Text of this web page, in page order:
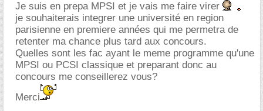
Je suis en prepa MPSI et je vais me faire virer
je souhaiterais integrer une université en region
parisienne en premiere années qui me permetra de
retenter ma chance plus tard aux concours.
Quelles sont les fac ayant le meme programme qu'une
MPSI ou PCSI classique et preparant donc au
concours me conseillerez vous?
Merci